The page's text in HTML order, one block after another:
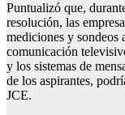
Puntualizó que,
resolución, las
mediciones y sondeos
comunicación
y los sistemas de
de los aspirantes,
JCE.